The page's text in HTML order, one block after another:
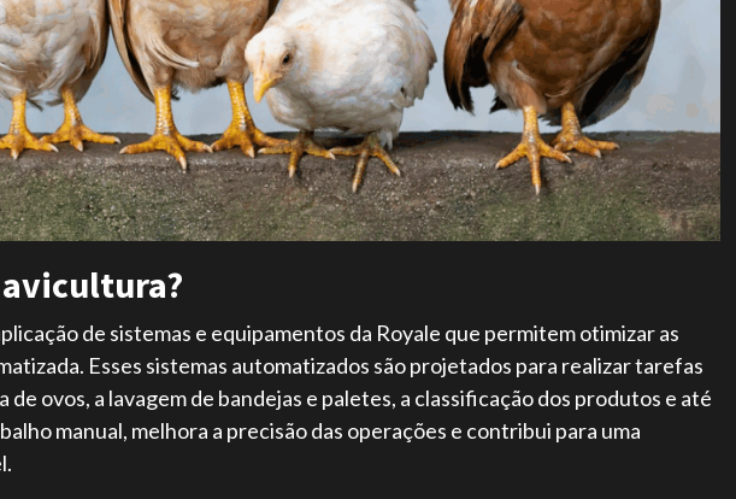
de sistemas e equipamentos da Royale que permitem otimizar as
Esses sistemas automatizados são projetados para realizar tarefas
ovos, a lavagem de bandejas e paletes, a classificação dos produtos e até
manual, melhora a precisão das operações e contribui para uma